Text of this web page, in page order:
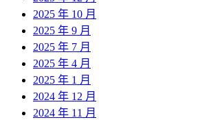
2025 年 10 月
2025 年 9 月
2025 年 7 月
2025 年 4 月
2025 年 1 月
2024 年 12 月
2024 年 11 月